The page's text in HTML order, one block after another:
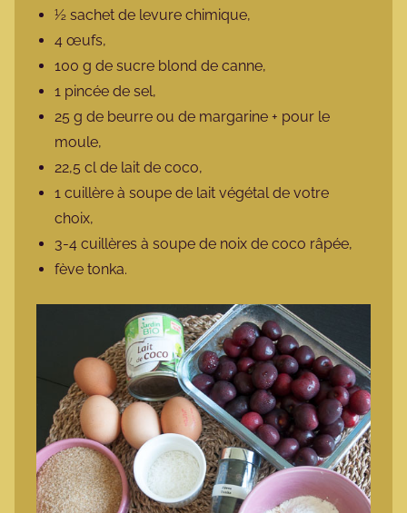
½ sachet de levure chimique,
4 œufs,
100 g de sucre blond de canne,
1 pincée de sel,
25 g de beurre ou de margarine + pour le
moule,
22,5 cl de lait de coco,
1 cuillère à soupe de lait végétal de votre
choix,
3-4 cuillères à soupe de noix de coco râpée,
fève tonka.